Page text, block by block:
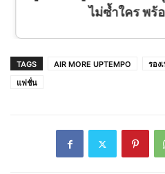
ไม่ซ้ำใคร พร้
TAGS AIR MORE UPTEMPO รอง
แฟชั่น